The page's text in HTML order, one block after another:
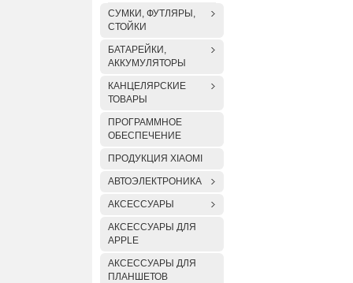
СУМКИ, ФУТЛЯРЫ,
СТОЙКИ
БАТАРЕЙКИ,
АККУМУЛЯТОРЫ
КАНЦЕЛЯРСКИЕ
ТОВАРЫ
ПРОГРАММНОЕ
ОБЕСПЕЧЕНИЕ
ПРОДУКЦИЯ XIAOMI
АВТОЭЛЕКТРОНИКА
АКСЕССУАРЫ
АКСЕССУАРЫ ДЛЯ
APPLE
АКСЕССУАРЫ ДЛЯ
ПЛАНШЕТОВ